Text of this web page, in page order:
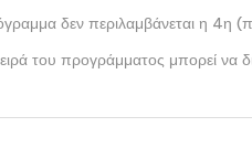
δεν περιλαμβάνεται η 4η
του προγράμματος μπορεί να